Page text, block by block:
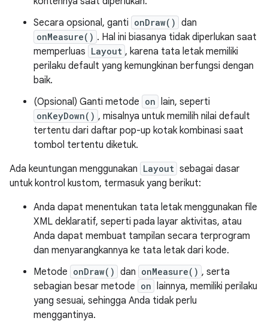
Secara opsional, ganti onDraw() dan
onMeasure() . Hal ini biasanya tidak diperlukan saat
memperluas Layout , karena tata letak memiliki
perilaku default yang kemungkinan berfungsi dengan
baik.
(Opsional) Ganti metode on lain, seperti
onKeyDown() , misalnya untuk memilih nilai default
tertentu dari daftar pop-up kotak kombinasi saat
tombol tertentu diketuk.
Ada keuntungan menggunakan Layout sebagai dasar
untuk kontrol kustom, termasuk yang berikut:
Anda dapat menentukan tata letak menggunakan file
XML deklaratif, seperti pada layar aktivitas, atau
Anda dapat membuat tampilan secara terprogram
dan menyarangkannya ke tata letak dari kode.
Metode onDraw() dan onMeasure() , serta
sebagian besar metode on lainnya, memiliki perilaku
yang sesuai, sehingga Anda tidak perlu
menggantinya.